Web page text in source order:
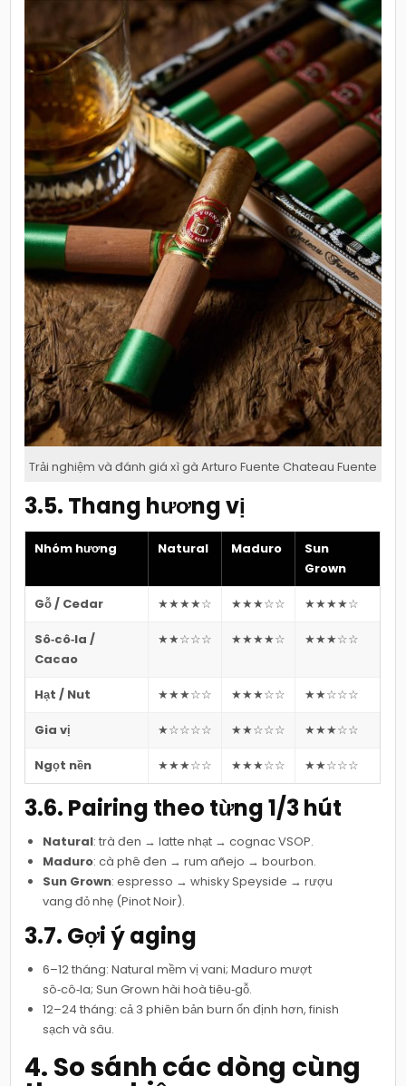
Trải nghiệm và đánh giá xì gà Arturo Fuente Chateau Fuente
3.5. Thang hương vị
Nhóm hương Natural Maduro
Sun
Grown
Gỗ / Cedar ★★★★☆ ★★★☆☆ ★★★★☆
Sô‑cô‑la /
Cacao
★★☆☆☆ ★★★★☆ ★★★☆☆
Hạt / Nut ★★★☆☆ ★★★☆☆ ★★☆☆☆
Gia vị ★☆☆☆☆ ★★☆☆☆ ★★★☆☆
Ngọt nền ★★★☆☆ ★★★☆☆ ★★☆☆☆
3.6. Pairing theo từng 1/3 hút
Natural: trà đen → latte nhạt → cognac VSOP.
Maduro: cà phê đen → rum añejo → bourbon.
Sun Grown: espresso → whisky Speyside → rượu
vang đỏ nhẹ (Pinot Noir).
3.7. Gợi ý aging
6–12 tháng: Natural mềm vị vani; Maduro mượt
sô‑cô‑la; Sun Grown hài hoà tiêu‑gỗ.
12–24 tháng: cả 3 phiên bản burn ổn định hơn, finish
sạch và sâu.
4. So sánh các dòng cùng